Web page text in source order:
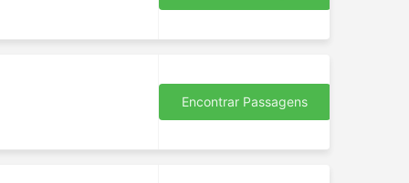
Encontrar Passagens